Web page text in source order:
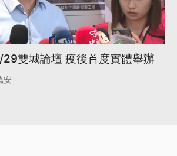
雙城論壇 疫後首度實體舉辦
安